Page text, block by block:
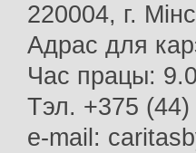
220004, г.
Адрас для
Час працы:
Тэл. +375 (44)
e-mail: